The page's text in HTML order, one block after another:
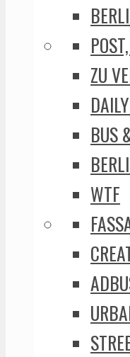
ZU
BUS
WTF